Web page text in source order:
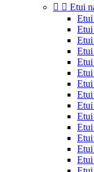
  Etui
Etui
Etui
Etui
Etui
Etui
Etui